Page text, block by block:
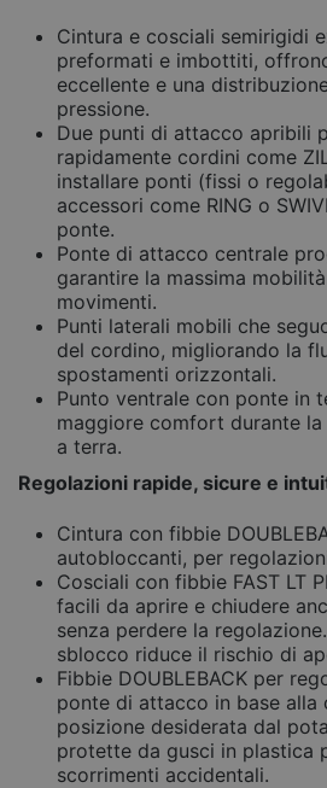
Cintura e cosciali semirigidi
preformati e imbottiti,
eccellente e una
pressione.
Due punti di attacco apribili
rapidamente cordini come
installare ponti (fissi o
accessori come RING o
ponte.
Ponte di attacco centrale
garantire la massima
movimenti.
Punti laterali mobili che
del cordino, migliorando la
spostamenti orizzontali.
Punto ventrale con ponte in
maggiore comfort durante
a terra.
Regolazioni rapide, sicure e
Cintura con fibbie
autobloccanti, per
Cosciali con fibbie FAST LT
facili da aprire e chiudere
senza perdere la
sblocco riduce il rischio di
Fibbie DOUBLEBACK per
ponte di attacco in base alla
posizione desiderata dal
protette da gusci in plastica
scorrimenti accidentali.